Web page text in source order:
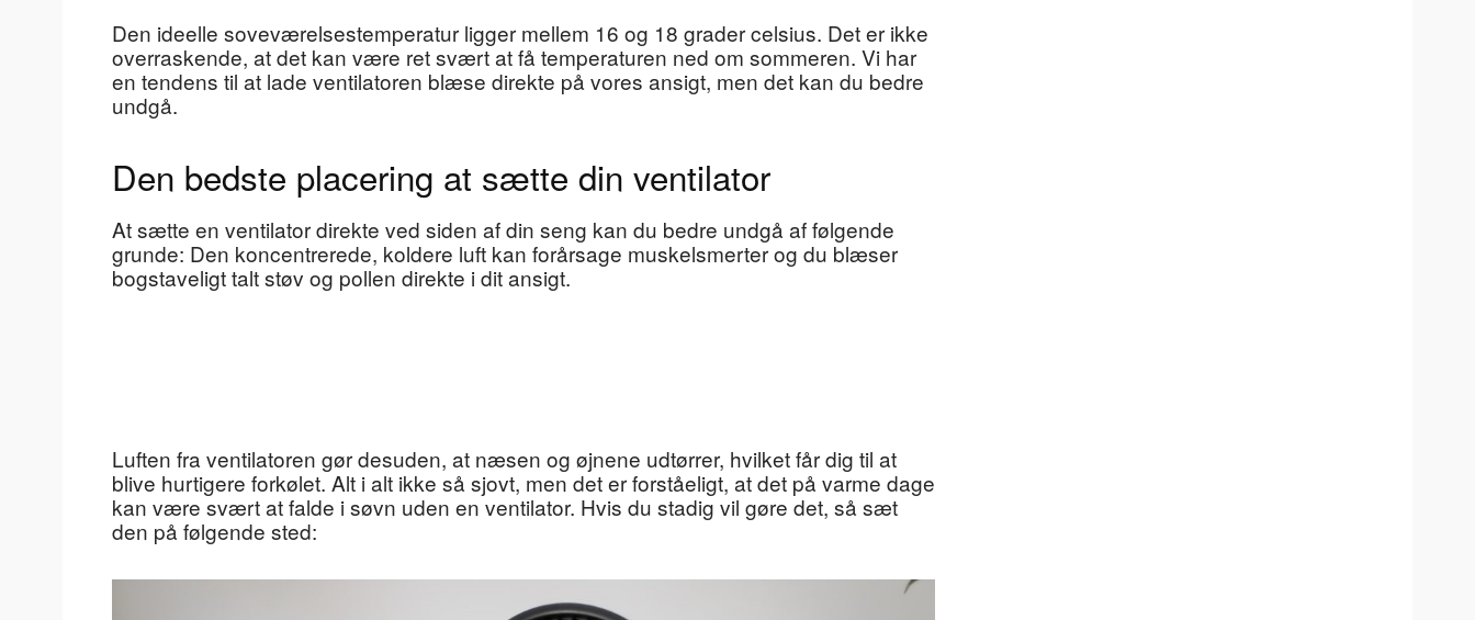
Den ideelle soveværelsestemperatur ligger mellem 16 og 18 grader celsius. Det er ikke
overraskende, at det kan være ret svært at få temperaturen ned om sommeren. Vi har
en tendens til at lade ventilatoren blæse direkte på vores ansigt, men det kan du bedre
undgå.
Den bedste placering at sætte din ventilator
At sætte en ventilator direkte ved siden af din seng kan du bedre undgå af følgende
grunde: Den koncentrerede, koldere luft kan forårsage muskelsmerter og du blæser
bogstaveligt talt støv og pollen direkte i dit ansigt.
Luften fra ventilatoren gør desuden, at næsen og øjnene udtørrer, hvilket får dig til at
blive hurtigere forkølet. Alt i alt ikke så sjovt, men det er forståeligt, at det på varme dage
kan være svært at falde i søvn uden en ventilator. Hvis du stadig vil gøre det, så sæt
den på følgende sted: